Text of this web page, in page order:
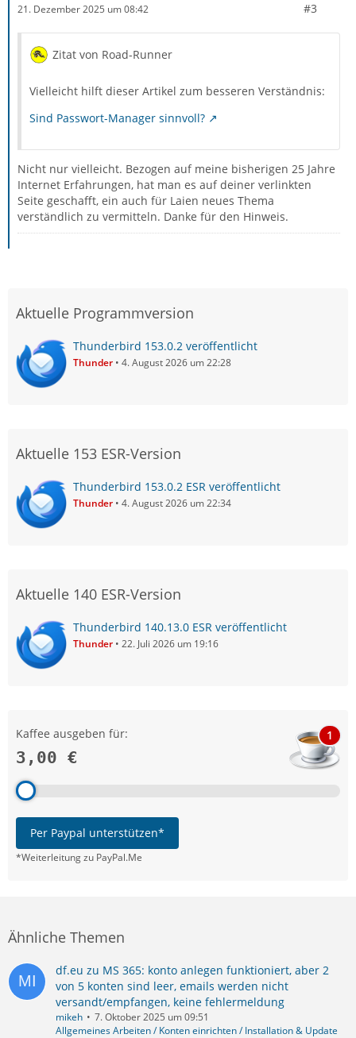
21. Dezember 2025 um 08:42 #3
Zitat von Road-Runner
Vielleicht hilft dieser Artikel zum besseren Verständnis:
Sind Passwort-Manager sinnvoll?
Nicht nur vielleicht. Bezogen auf meine bisherigen 25 Jahre
Internet Erfahrungen, hat man es auf deiner verlinkten
Seite geschafft, ein auch für Laien neues Thema
verständlich zu vermitteln. Danke für den Hinweis.
Aktuelle Programmversion
Thunderbird 153.0.2 veröffentlicht
Thunder 4. August 2026 um 22:28
Aktuelle 153 ESR-Version
Thunderbird 153.0.2 ESR veröffentlicht
Thunder 4. August 2026 um 22:34
Aktuelle 140 ESR-Version
Thunderbird 140.13.0 ESR veröffentlicht
Thunder 22. Juli 2026 um 19:16
Kaffee ausgeben für:
3,00 €
1
Per Paypal unterstützen*
*Weiterleitung zu PayPal.Me
Ähnliche Themen
df.eu zu MS 365: konto anlegen funktioniert, aber 2
von 5 konten sind leer, emails werden nicht
versandt/empfangen, keine fehlermeldung
mikeh
7. Oktober 2025 um 09:51
Allgemeines Arbeiten / Konten einrichten / Installation & Update